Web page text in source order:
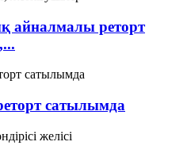
айналмалы реторт
сатылымда